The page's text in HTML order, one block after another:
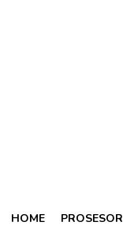
HOME PROSESOR